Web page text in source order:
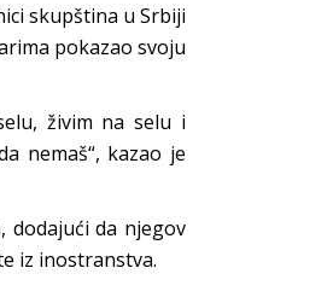
skupština u Srbiji
pokazao svoju
živim na selu i
nemaš“, kazao je
dodajući da njegov
iz inostranstva.